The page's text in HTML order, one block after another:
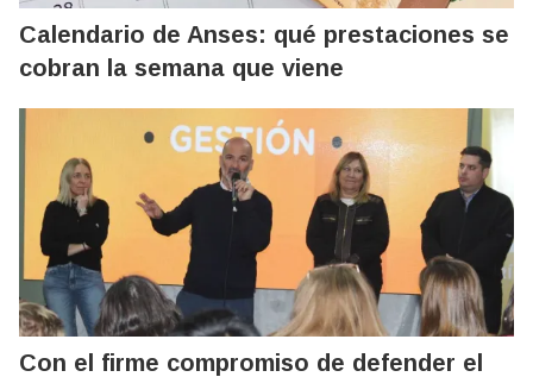
Calendario de Anses: qué prestaciones se
cobran la semana que viene
Con el firme compromiso de defender el